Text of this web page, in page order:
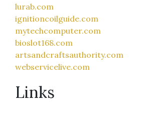
lurab.com
ignitioncoilguide.com
mytechcomputer.com
bioslot168.com
artsandcraftsauthority.com
webservicelive.com
Links